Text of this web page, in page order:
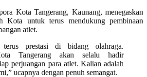
Kota Tangerang, Kaunang, menegaskan
Kota untuk terus mendukung pembinaan
atlet.
terus prestasi di bidang olahraga.
Tangerang akan selalu hadir
perjuangan para atlet. Kalian adalah
ucapnya dengan penuh semangat.